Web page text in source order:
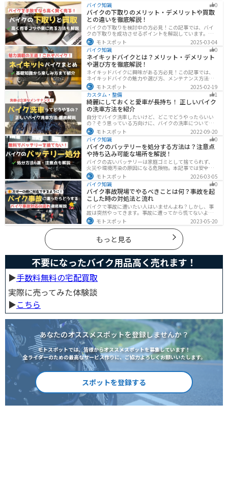
バイク知識 0
バイクの下取りのメリット・デメリットや買取
との違いを徹底解説！
バイクの下取りを検討中の方必見！この記事では、バイ
クの下取りを成功させるポイントを解説しています。実
は、下取りは現金化の手間を省き、乗り換え当日までバ
イクに乗れる一方で、査定額が低くなる場合も多いため
注意が必要です。この記事を読めば、よい条件で下取り
を進めるコツがわかります。
モトスポット
2025-03-04
バイク知識
0
ネイキッドバイクとは？メリット・デメリット
や選び方を徹底解説！
ネイキッドバイクに興味がある方必見！この記事では、
ネイキッドバイクの魅力や選び方、メンテナンス方法な
どを解説しています。実は、ネイキッドバイクは、操作
性に優れており、初心者にも優しいバイクです。この記
事を読めば、ネイキッドバイクへの理解が深まります。
モトスポット
2025-02-19
カスタム・整備
1
綺麗にしておくと愛車が長持ち！ 正しいバイク
の洗車方法を紹介
自分でバイク洗車したいけど、どこでどうやったらいい
の？そう思っている方向けに、バイクの洗車について徹
底的にまとめました。バイク洗車ができる場所から洗車
手順まで全て解説します。正しい洗車方法は身につける
ことでバイクのメンテナンスにもなります。
モトスポット
2022-09-20
バイク知識
0
バイクのバッテリーを処分する方法は？注意点
や持ち込み可能な場所を解説！
バイクの古いバッテリーは家庭ゴミとして捨てられず、
火災や環境汚染の原因になる危険物。本記事では安全な
保管方法や絶縁などの注意点、無料・低コストで回収し
てもらう方法、買い取りの可否を解説。ナップスやオー
トバックス、イエローハットなどの回収対応店舗も紹介
します。
モトスポット
2026-03-05
バイク知識
0
バイク事故現場でやるべきことは何？事故を起
こした時の対処法と流れ
バイクで事故に遭いたい人はいませんよね？しかし、事
故は突然やってきます。事故に遭ってから慌てないよう
に対処法を知っておきましょう。自分が加害者になった
時、被害者になった時、それぞれどんな対応をすれば良
いのかまとめました。
モトスポット 2023-05-20
もっと見る
不要になったバイク用品高く売れます！
▶︎手数料無料の宅配買取
実際に売ってみた体験談
▶︎こちら
あなたのオススメスポットを登録しませんか？
モトスポットでは、皆様からオススメスポットを募集しています！
全ライダーのための最高なサービス作りに、ご協力よろしくお願いいたします。
スポットを登録する